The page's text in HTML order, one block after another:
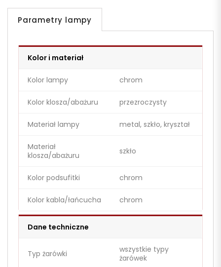
Parametry lampy
Kolor i materiał
Kolor lampy chrom
Kolor klosza/abażuru przezroczysty
Materiał lampy metal, szkło, kryształ
Materiał
klosza/abażuru
szkło
Kolor podsufitki chrom
Kolor kabla/łańcucha chrom
Dane techniczne
Typ żarówki
wszystkie typy
żarówek